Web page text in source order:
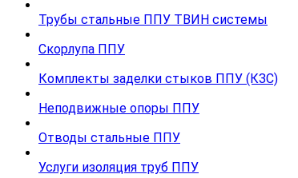
Трубы стальные ППУ ТВИН системы
Скорлупа ППУ
Комплекты заделки стыков ППУ (КЗС)
Неподвижные опоры ППУ
Отводы стальные ППУ
Услуги изоляция труб ППУ